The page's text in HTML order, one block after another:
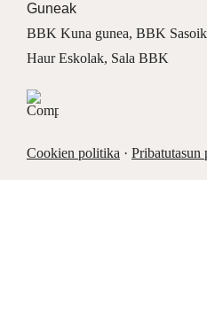
Guneak
BBK Kuna gunea, BBK
Haur Eskolak, Sala BBK
Cookien politika· Pribatutasun